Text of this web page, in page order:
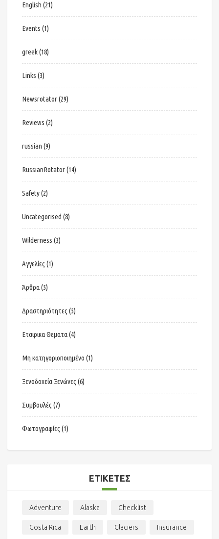
English (21)
Events (1)
greek(18)
Links (3)
Newsrotator(29)
Reviews (2)
russian (9)
RussianRotator(14)
Safety(2)
Uncategorised (8)
Wilderness (3)
Αγγελίες (1)
Άρθρα(5)
Δραστηριότητες (5)
Εταιρικα Θεματα(4)
Μη κατηγοριοποιημένο (1)
Ξενοδοχεία Ξενώνες (6)
Συμβουλές (7)
Φωτογραφίες (1)
ΕΤΙΚΈΤΕΣ
Adventure Alaska Checklist
Costa Rica Earth Glaciers Insurance